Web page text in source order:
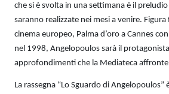
che si è svolta in una settimana è il
saranno realizzate nei mesi a venire.
cinema europeo, Palma d’oro a Cannes
nel 1998, Angelopoulos sarà il
approfondimenti che la Mediateca
La rassegna “Lo Sguardo di Angelopoulos”